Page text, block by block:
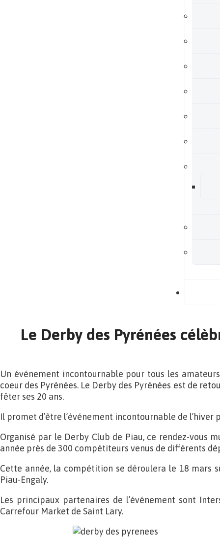
Le Derby des Pyrénées
Un événement incontournable pour tous les
coeur des Pyrénées. Le Derby des Pyrénées est de
fêter ses 20 ans.
Il promet d’être l’événement incontournable de l’hiver
Organisé par le Derby Club de Piau, ce rendez-vous
année près de 300 compétiteurs venus de différents
Cette année, la compétition se déroulera le 18 mars
Piau-Engaly.
Les principaux partenaires de l’événement sont
Carrefour Market de Saint Lary.